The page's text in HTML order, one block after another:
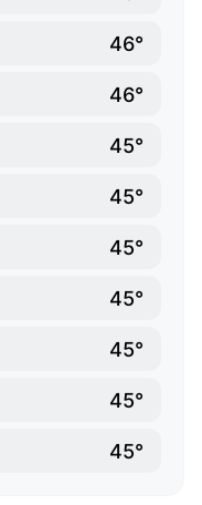
46°
46°
45°
45°
45°
45°
45°
45°
45°